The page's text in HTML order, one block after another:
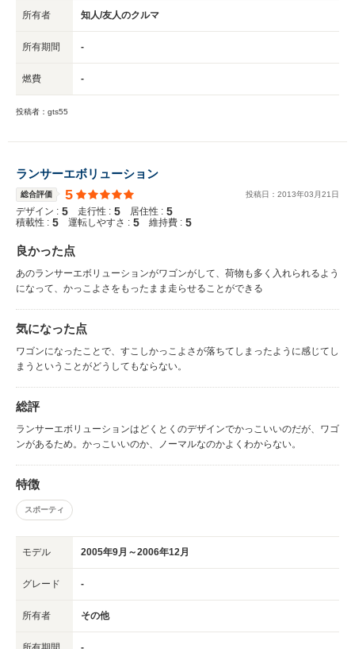
所有者 知人/友人のクルマ
所有期間 -
燃費 -
投稿者：gts55
ランサーエボリューション
総合評価 5 投稿日： 2013年03 月21 日
デザイン : 5 走行性 : 5 居住性 : 5
積載性 : 5 運転しやすさ : 5 維持費 : 5
良かった点
あのランサーエボリューションがワゴンがして、荷物も多く入れられるよう
になって、かっこよさをもったまま走らせることができる
気になった点
ワゴンになったことで、すこしかっこよさが落ちてしまったように感じてし
まうということがどうしてもならない。
総評
ランサーエボリューションはどくとくのデザインでかっこいいのだが、ワゴ
ンがあるため。かっこいいのか、ノーマルなのかよくわからない。
特徴
スポーティ
モデル 2005年9月～2006年12月
グレード -
所有者 その他